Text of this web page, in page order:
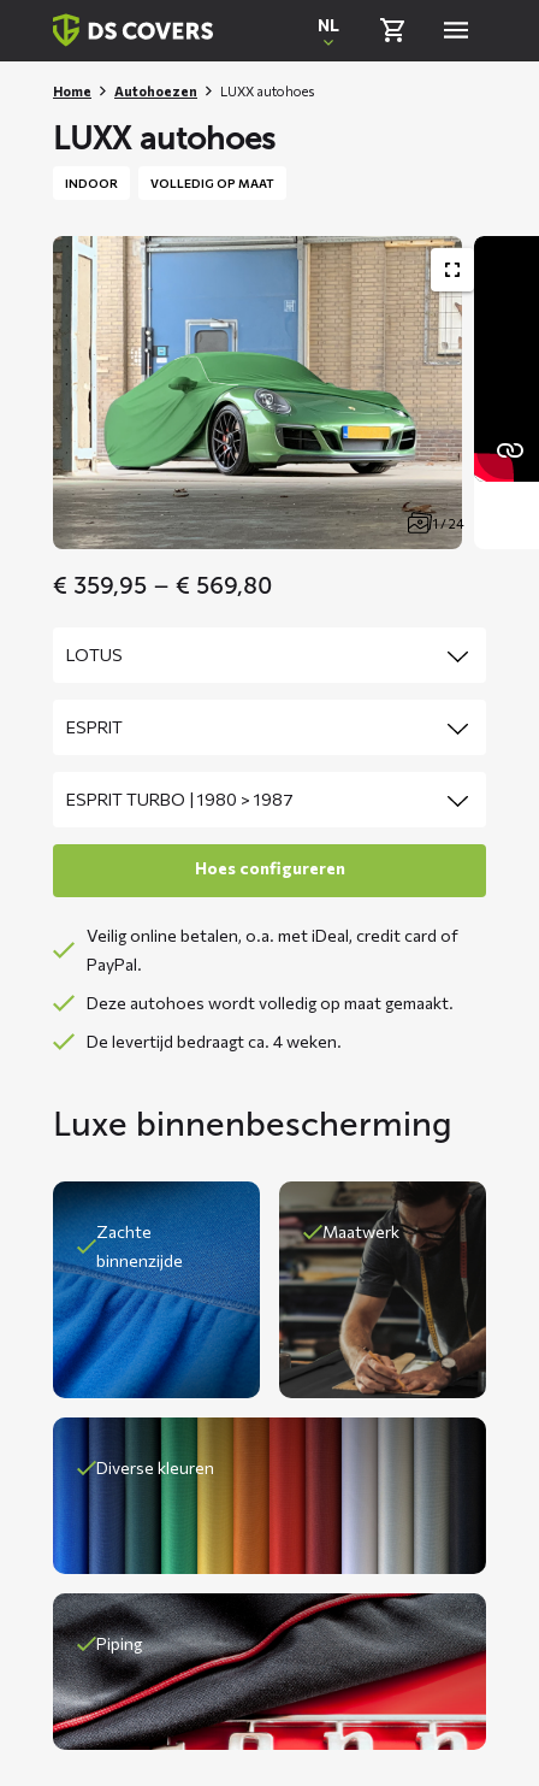
Skiplinks
NL
Home Autohoezen LUXX autohoes
LUXX autohoes
INDOOR VOLLEDIG OP MAAT
1 / 24
€ 359,95 – € 569,80
Veilig online betalen, o.a. met iDeal, credit card of
PayPal.
Deze autohoes wordt volledig op maat gemaakt.
De levertijd bedraagt ca. 4 weken.
Luxe binnenbescherming
Zachte
binnenzijde
Maatwerk
Diverse kleuren
Piping